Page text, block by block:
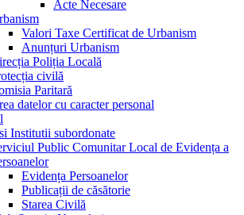
Acte Necesare
Valori Taxe Certificat de Urbanism
Anunțuri Urbanism
Poliția Locală
civilă
Paritară
datelor cu caracter personal
Institutii subordonate
Public Comunitar Local de Evidența a
Evidența Persoanelor
Publicații de căsătorie
Starea Civilă